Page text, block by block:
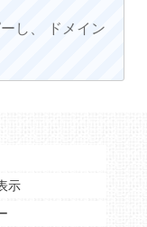
し、 ドメイン
示